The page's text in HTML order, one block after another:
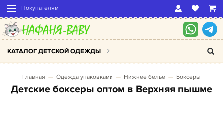
Покупателям
КАТАЛОГ ДЕТСКОЙ ОДЕЖДЫ
Главная Одежда упаковками Нижнее белье Боксеры
Детские боксеры оптом в Верхняя пышме